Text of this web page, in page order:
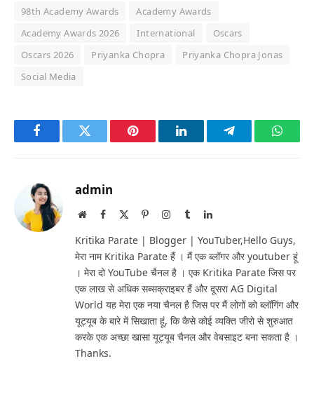
98th Academy Awards
Academy Awards
Academy Awards 2026
International
Oscars
Oscars 2026
Priyanka Chopra
Priyanka Chopra Jonas
Social Media
FacebookTwitter Pinterest LinkedInTelegram
admin
WebsiteFacebook PinterestInstagram
TumblrLinkedIn
Kritika Parate | Blogger | YouTuber,Hello Guys,
मेरा नाम Kritika Parate हैं । मैं एक ब्लॉगर और youtuber हूं
। मेरा दो YouTube चैनल है । एक Kritika Parate जिस पर
एक लाख से अधिक सब्सक्राइबर हैं और दूसरा AG Digital
World यह मेरा एक नया चैनल है जिस पर मैं लोगों को ब्लॉगिंग और
यूट्यूब के बारे में सिखाता हूं, कि कैसे कोई व्यक्ति जीरो से शुरुआत
करके एक अच्छा खासा यूट्यूब चैनल और वेबसाइट बना सकता है ।
Thanks.